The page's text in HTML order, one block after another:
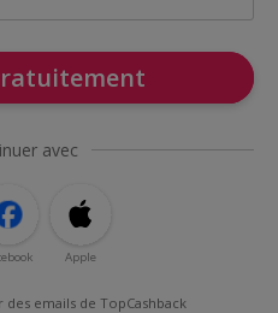
avec
Apple
emails de TopCashback